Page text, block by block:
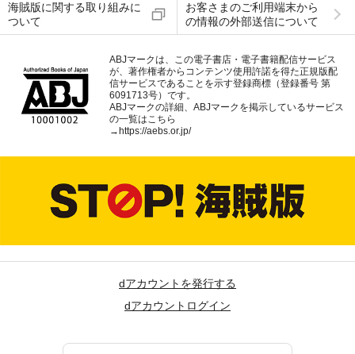
海賊版に関する取り組みに
ついて
お客さまのご利用端末から
の情報の外部送信について
ABJマークは、この電子書店・電子書籍配信サービス
が、著作権者からコンテンツ使用許諾を得た正規版配
信サービスであることを示す登録商標（登録番号 第
6091713号）です。
ABJマークの詳細、ABJマークを掲示しているサービス
の一覧はこちら
→ https://aebs.or.jp/
dアカウントを発行する
dアカウントログイン